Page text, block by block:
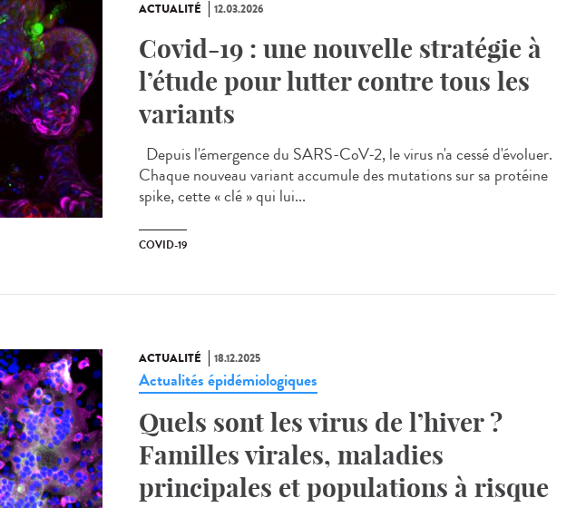
ACTUALITÉ 12.03.2026
Covid-19 : une nouvelle stratégie à
l’étude pour lutter contre tous les
variants
Depuis l'émergence du SARS-CoV-2, le virus n'a cessé d'évoluer.
Chaque nouveau variant accumule des mutations sur sa protéine
spike, cette « clé » qui lui...
COVID-19
ACTUALITÉ 18.12.2025
Actualités épidémiologiques
Quels sont les virus de l’hiver ?
Familles virales, maladies
principales et populations à risque